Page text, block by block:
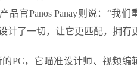
品官Panos Panay则说：“我
计了一切，让它更匹配，拥有
的PC，它瞄准设计师、视频